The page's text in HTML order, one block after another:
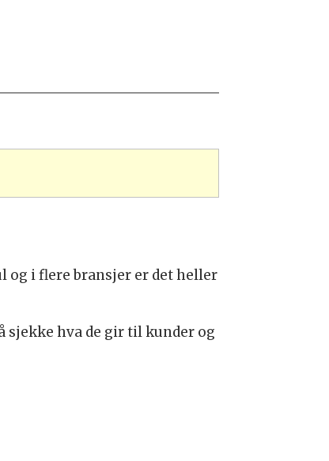
og i flere bransjer er det heller
sjekke hva de gir til kunder og